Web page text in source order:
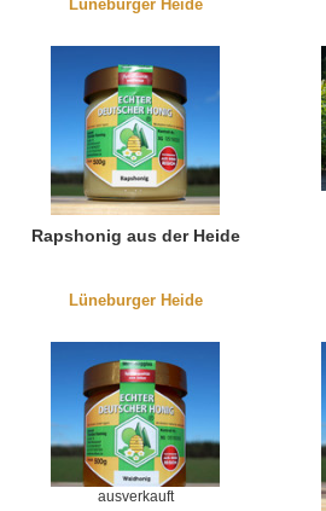
Lüneburger Heide
Rapshonig aus der Heide
Lüneburger Heide
ausverkauft